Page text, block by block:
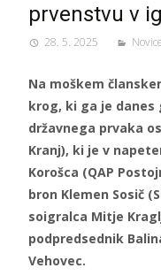
prvenstvu v
28. 5. 2025
Na moškem
krog, ki ga je danes
državnega prvaka
Kranj), ki je v
Korošca (QAP
bron Klemen Sosič
soigralca Mitje
podpredsednik
Vehovec.